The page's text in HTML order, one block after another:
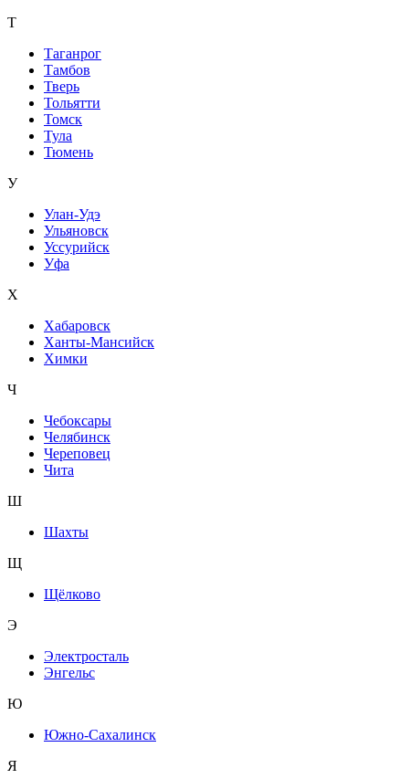
Т
Таганрог
Тамбов
Тверь
Тольятти
Томск
Тула
Тюмень
У
Улан-Удэ
Ульяновск
Уссурийск
Уфа
Х
Хабаровск
Ханты-Мансийск
Химки
Ч
Чебоксары
Челябинск
Череповец
Чита
Ш
Шахты
Щ
Щёлково
Э
Электросталь
Энгельс
Ю
Южно-Сахалинск
Я